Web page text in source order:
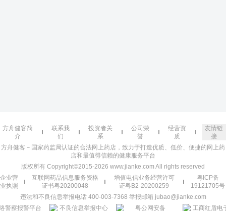
方舟健客简
介
联系我
们
投资者关
系
公司荣
誉
经营资
质
友情链
接
方舟健客－国家药监局认证的合法网上药店，致力于打造优质、低价、便捷的网上药
店和最值得信赖的健康服务平台
版权所有 Copyright©2015-2026 www.jianke.com All rights reserved
企业营
业执照
互联网药品信息服务资格
证书粤20200048
增值电信业务经营许可
证粤B2-20200259
粤ICP备
19121705号
违法和不良信息举报电话 400-003-7368 举报邮箱 jubao@jianke.com